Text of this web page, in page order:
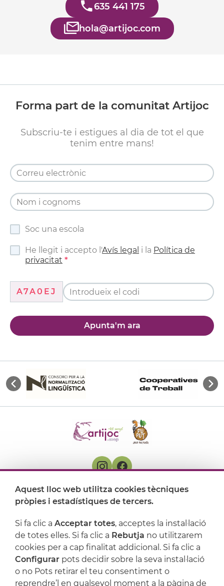
635 441 175
hola@artijoc.com
Forma part de la comunitat Artijoc
Subscriu-te i estigues al dia de tot el que
tenim entre mans!
Soc una escola
He llegit i accepto l'Avís legal i la Política de
privacitat
A7A0EJ
Apunta'm ara
On ens trobem
Suport
Aquest lloc web utilitza cookies tècniques
pròpies i estadístiques de tercers.
Si fa clic a Acceptar totes, acceptes la instal·lació
de totes elles. Si fa clic a Rebutja no utilitzarem
cookies per a cap finalitat addicional. Si fa clic a
Configurar pots decidir sobre la seva instal·lació
o no Pots retirar el teu consentiment o
reprendre’l en qualsevol moment a la pàgina de